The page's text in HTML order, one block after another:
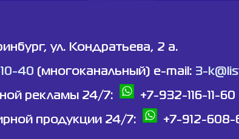
ул. Кондратьева, 2 а.
40 (многоканальный) e-mail: 3-
рекламы 24/7: +7-932-116-11-60
продукции 24/7: +7-912-608-